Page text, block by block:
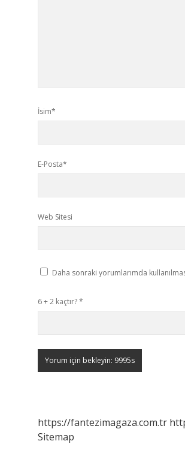
İsim*
E-Posta*
Web Sitesi
Daha sonraki yorumlarımda
6 + 2 kaçtır?*
https://fantezimagaza.com.tr
Sitemap